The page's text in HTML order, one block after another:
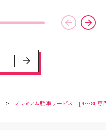
プレミアム駐車サービス [4～8F専